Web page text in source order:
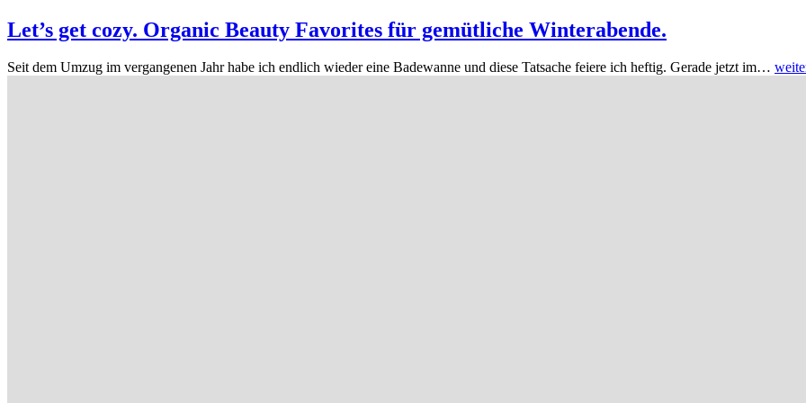
Let’s get cozy. Organic Beauty Favorites für gemütliche Winterabende.
Seit dem Umzug im vergangenen Jahr habe ich endlich wieder eine Badewanne und diese Tatsache feiere ich heftig. Gerade jetzt im…